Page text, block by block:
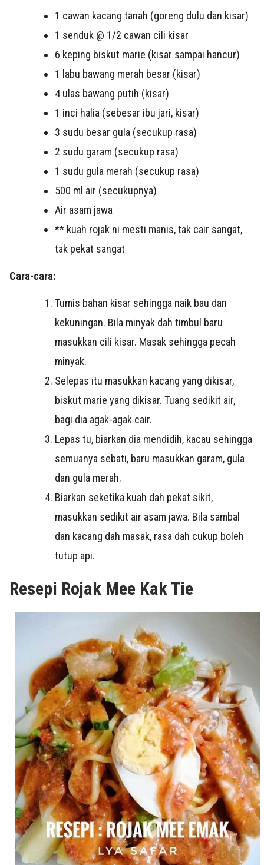
1 cawan kacang tanah (goreng dulu dan kisar)
1 senduk @ 1/2 cawan cili kisar
6 keping biskut marie (kisar sampai hancur)
1 labu bawang merah besar (kisar)
4 ulas bawang putih (kisar)
1 inci halia (sebesar ibu jari, kisar)
3 sudu besar gula (secukup rasa)
2 sudu garam (secukup rasa)
1 sudu gula merah (secukup rasa)
500 ml air (secukupnya)
Air asam jawa
** kuah rojak ni mesti manis, tak cair sangat,
tak pekat sangat
Cara-cara:
Tumis bahan kisar sehingga naik bau dan
kekuningan. Bila minyak dah timbul baru
masukkan cili kisar. Masak sehingga pecah
minyak.
Selepas itu masukkan kacang yang dikisar,
biskut marie yang dikisar. Tuang sedikit air,
bagi dia agak-agak cair.
Lepas tu, biarkan dia mendidih, kacau sehingga
semuanya sebati, baru masukkan garam, gula
dan gula merah.
Biarkan seketika kuah dah pekat sikit,
masukkan sedikit air asam jawa. Bila sambal
dan kacang dah masak, rasa dah cukup boleh
tutup api.
Resepi Rojak Mee Kak Tie